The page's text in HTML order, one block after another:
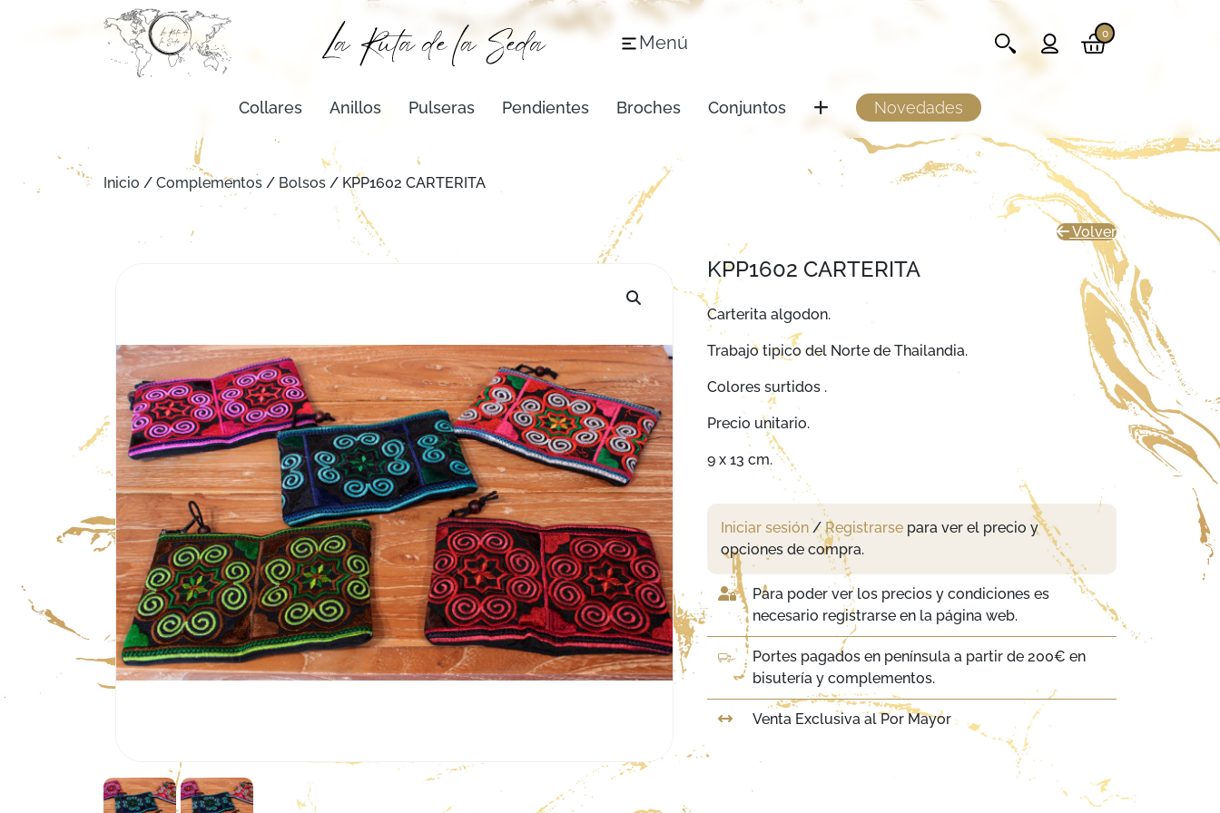
Menú 0
Collares Anillos Pulseras Pendientes Broches Conjuntos Novedades
Inicio / Complementos / Bolsos/ KPP1602 CARTERITA
Volver
KPP1602 CARTERITA
Carterita algodon.
Trabajo tipico del Norte de Thailandia.
Colores surtidos .
Precio unitario.
9 x 13 cm.
Iniciar sesión / Registrarse para ver el precio y
opciones de compra.
Para poder ver los precios y condiciones es
necesario registrarse en la página web.
Portes pagados en península a partir de 200€ en
bisutería y complementos.
Venta Exclusiva al Por Mayor